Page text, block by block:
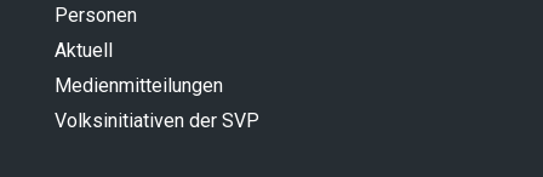
Personen
Aktuell
Medienmitteilungen
Volksinitiativen der SVP